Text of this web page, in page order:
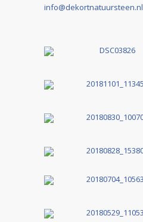
info@dekortnatuursteen.nl